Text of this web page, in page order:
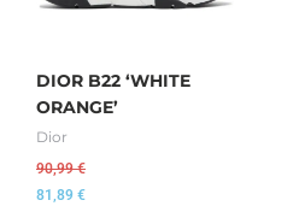
DIOR B22 ‘WHITE
ORANGE’
Dior
90,99€
81,89 €